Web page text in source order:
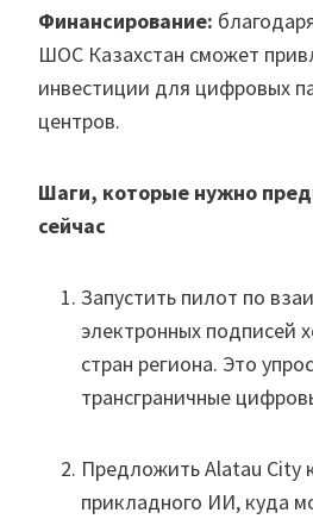
Финансирование:
ШОС Казахстан сможет
инвестиции для цифровых
центров.
Шаги, которые нужно
сейчас
Запустить пилот по
электронных подписей
стран региона. Это
трансграничные
Предложить Alatau City
прикладного ИИ, куда